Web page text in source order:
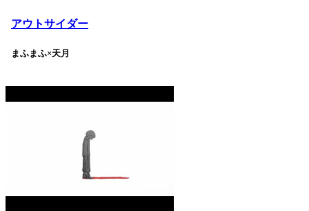
アウトサイダー
まふまふ×天月